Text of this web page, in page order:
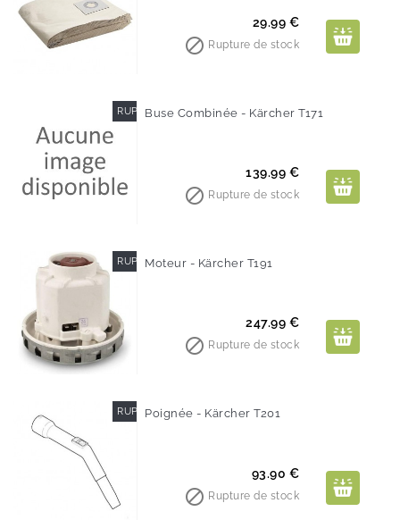
Prix
29.99 €
 Rupture de stock
RUPTURE DE STOCK
Buse Combinée - Kärcher T171
Prix
139.99 €
 Rupture de stock
RUPTURE DE STOCK
Moteur - Kärcher T191
Prix
247.99 €
 Rupture de stock
RUPTURE DE STOCK
Poignée - Kärcher T201
Prix
93.90 €
 Rupture de stock